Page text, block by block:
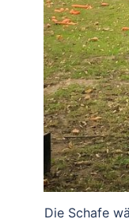
Die Schafe